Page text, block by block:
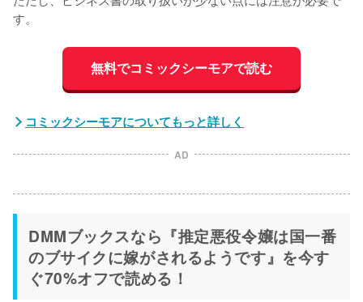
す。
無料でコミックシーモアで読む
コミックシーモアについてもっと詳しく
AD
DMMブックスなら『推定悪役令嬢は国一番
のブサイクに嫁がされるようです』を今す
ぐ70%オフで読める！